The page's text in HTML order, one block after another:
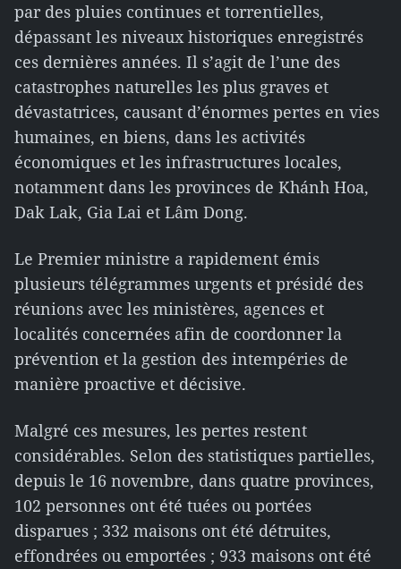
par des pluies continues et torrentielles,
dépassant les niveaux historiques enregistrés
ces dernières années. Il s’agit de l’une des
catastrophes naturelles les plus graves et
dévastatrices, causant d’énormes pertes en vies
humaines, en biens, dans les activités
économiques et les infrastructures locales,
notamment dans les provinces de Khánh Hoa,
Dak Lak, Gia Lai et Lâm Dong.
Le Premier ministre a rapidement émis
plusieurs télégrammes urgents et présidé des
réunions avec les ministères, agences et
localités concernées afin de coordonner la
prévention et la gestion des intempéries de
manière proactive et décisive.
Malgré ces mesures, les pertes restent
considérables. Selon des statistiques partielles,
depuis le 16 novembre, dans quatre provinces,
102 personnes ont été tuées ou portées
disparues ; 332 maisons ont été détruites,
effondrées ou emportées ; 933 maisons ont été